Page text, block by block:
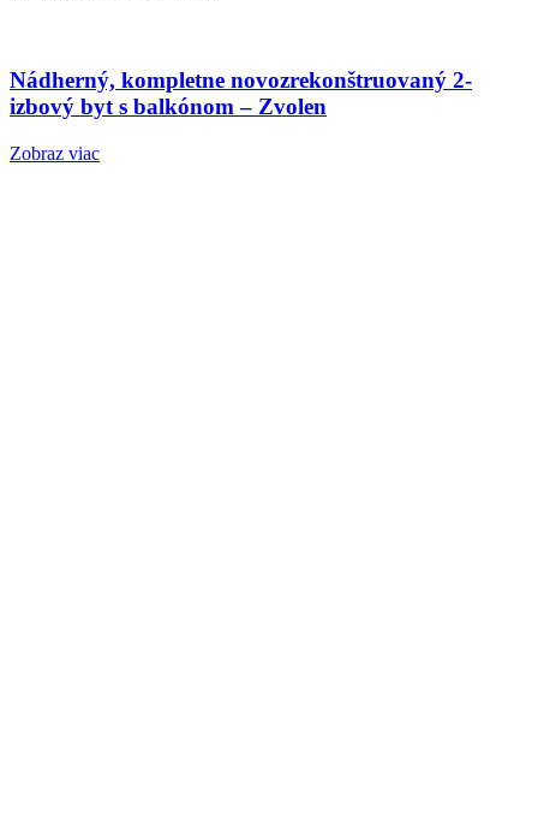
Nádherný, kompletne novozrekonštruovaný 2-
izbový byt s balkónom – Zvolen
Zobraz viac